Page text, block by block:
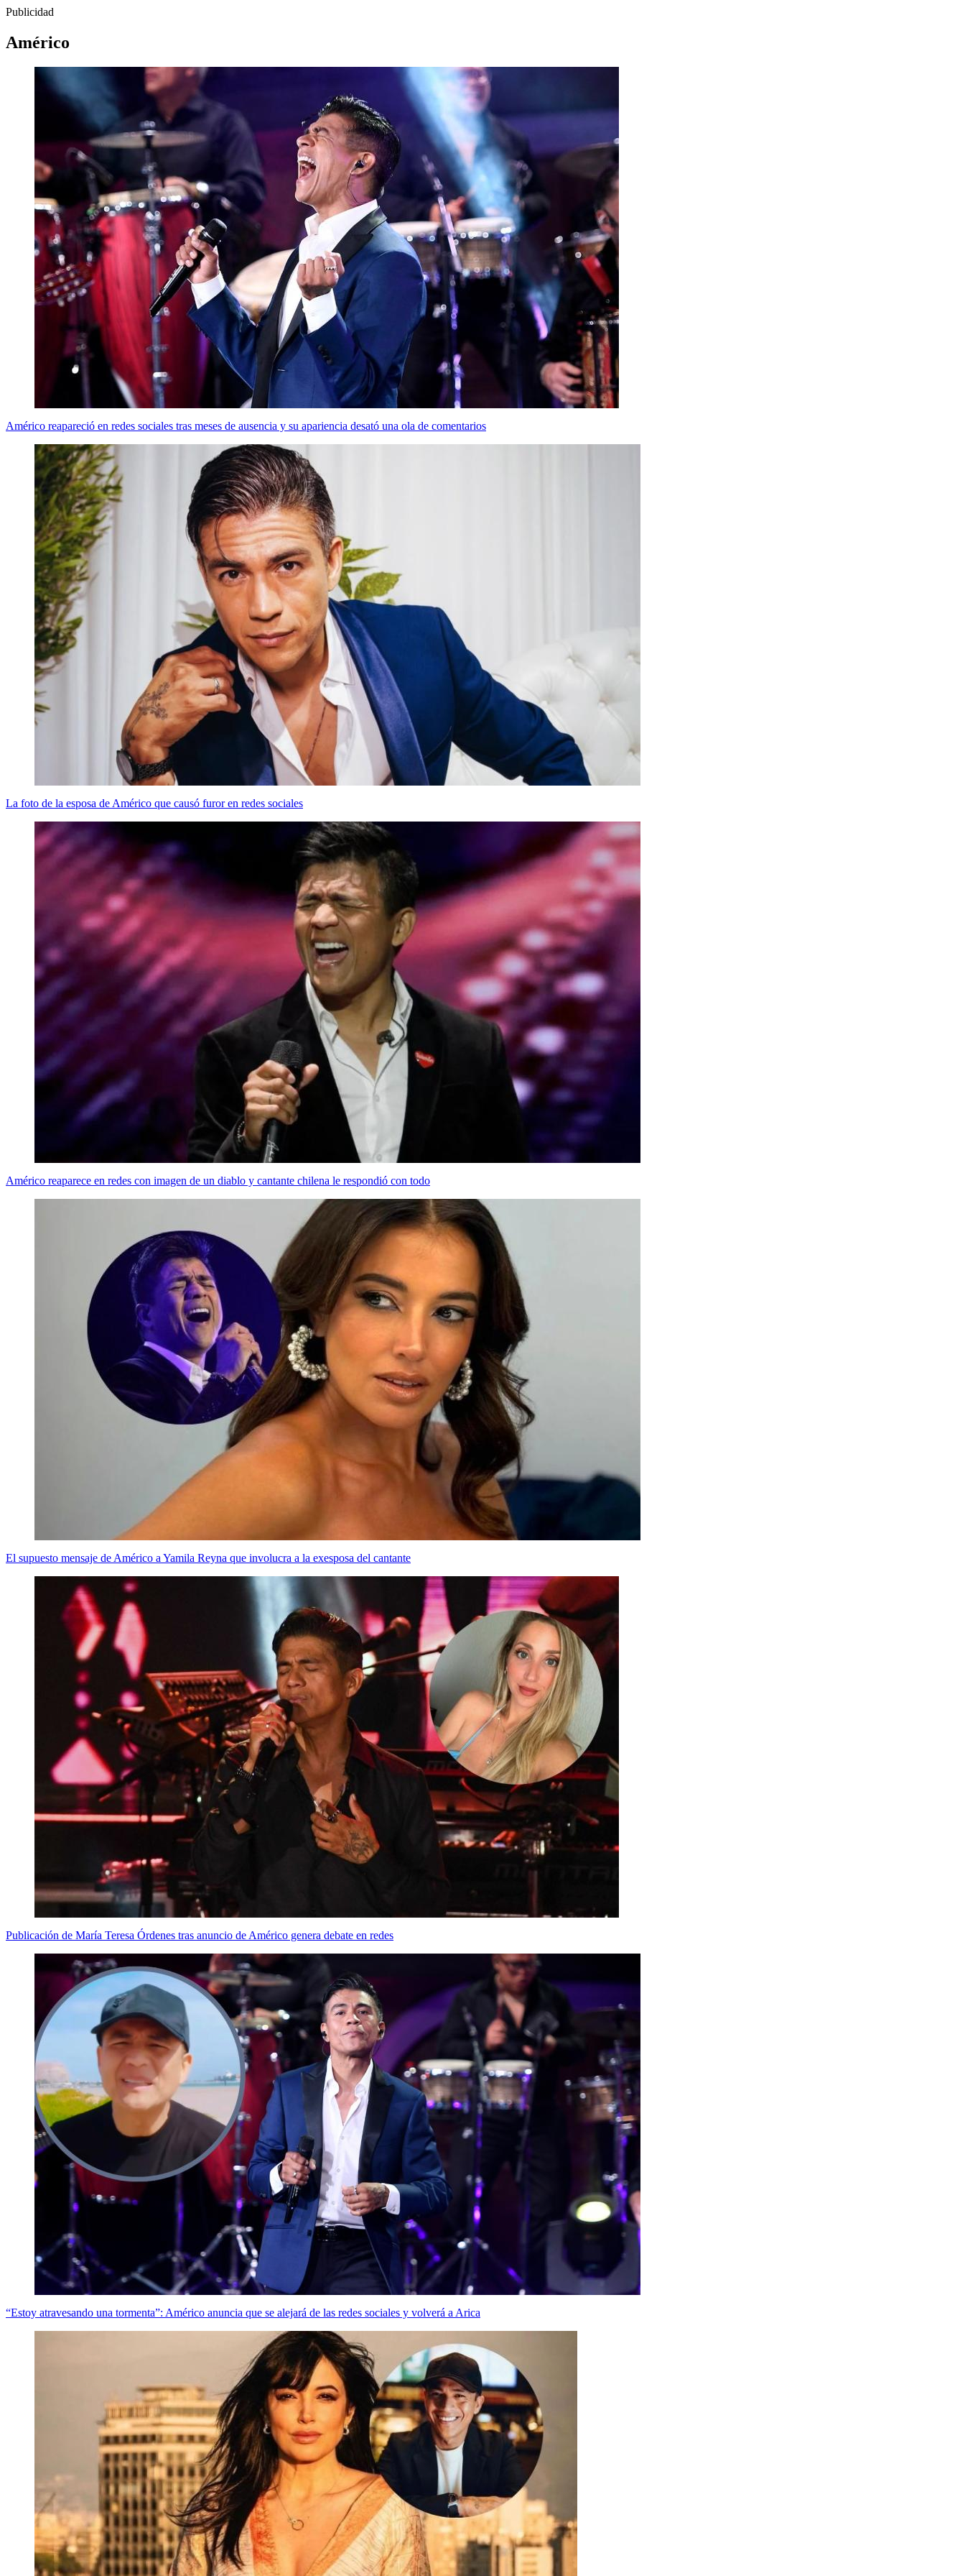
Publicidad
Américo
Américo reapareció en redes sociales tras meses de ausencia y su apariencia desató una ola de comentarios
La foto de la esposa de Américo que causó furor en redes sociales
Américo reaparece en redes con imagen de un diablo y cantante chilena le respondió con todo
El supuesto mensaje de Américo a Yamila Reyna que involucra a la exesposa del cantante
Publicación de María Teresa Órdenes tras anuncio de Américo genera debate en redes
“Estoy atravesando una tormenta”: Américo anuncia que se alejará de las redes sociales y volverá a Arica